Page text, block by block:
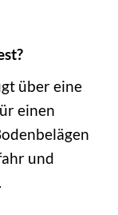
über eine
einen
und